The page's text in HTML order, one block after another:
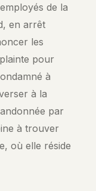
de la
en arrêt
les
pour
à
à la
par
à trouver
où elle réside